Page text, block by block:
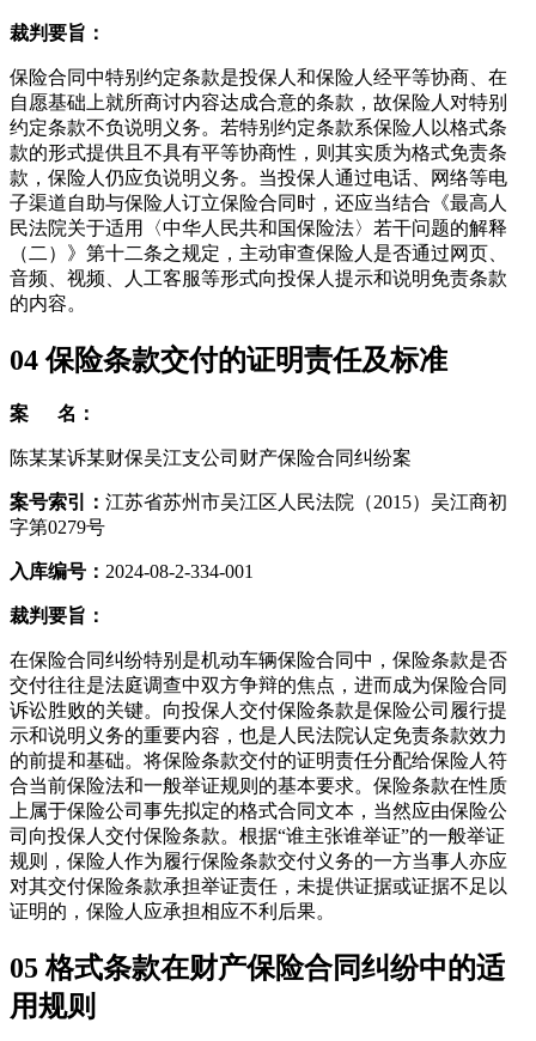
裁判要旨：
保险合同中特别约定条款是投保人和保险人经平等协商、在
自愿基础上就所商讨内容达成合意的条款，故保险人对特别
约定条款不负说明义务。若特别约定条款系保险人以格式条
款的形式提供且不具有平等协商性，则其实质为格式免责条
款，保险人仍应负说明义务。当投保人通过电话、网络等电
子渠道自助与保险人订立保险合同时，还应当结合《最高人
民法院关于适用〈中华人民共和国保险法〉若干问题的解释
（二）》第十二条之规定，主动审查保险人是否通过网页、
音频、视频、人工客服等形式向投保人提示和说明免责条款
的内容。
04保险条款交付的证明责任及标准
案 名：
陈某某诉某财保吴江支公司财产保险合同纠纷案
案号索引： 江苏省苏州市吴江区人民法院（2015）吴江商初
字第0279号
入库编号： 2024-08-2-334-001
裁判要旨：
在保险合同纠纷特别是机动车辆保险合同中，保险条款是否
交付往往是法庭调查中双方争辩的焦点，进而成为保险合同
诉讼胜败的关键。向投保人交付保险条款是保险公司履行提
示和说明义务的重要内容，也是人民法院认定免责条款效力
的前提和基础。将保险条款交付的证明责任分配给保险人符
合当前保险法和一般举证规则的基本要求。保险条款在性质
上属于保险公司事先拟定的格式合同文本，当然应由保险公
司向投保人交付保险条款。根据“谁主张谁举证”的一般举证
规则，保险人作为履行保险条款交付义务的一方当事人亦应
对其交付保险条款承担举证责任，未提供证据或证据不足以
证明的，保险人应承担相应不利后果。
05格式条款在财产保险合同纠纷中的适
用规则